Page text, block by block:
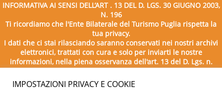
INFORMATIVA AI SENSI DELL’ART . 13 DEL D. LGS. 30 GIUGNO 2003,
N. 196
Ti ricordiamo che l'Ente Bilaterale del Turismo Puglia rispetta la
tua privacy.
I dati che ci stai rilasciando saranno conservati nei nostri archivi
elettronici, trattati con cura e solo per inviarti le nostre
informazioni, nella piena osservanza dell'art. 13 del D. Lgs. n.
196/2003.
IMPOSTAZIONI PRIVACY E COOKIE